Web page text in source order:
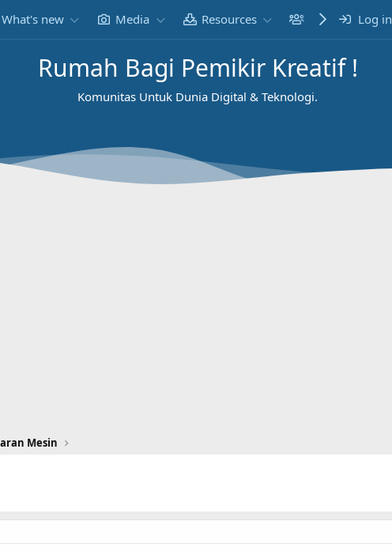
What's new Media Resources MembersLog in
Rumah Bagi Pemikir Kreatif !
Komunitas Untuk Dunia Digital & Teknologi.
Mesin